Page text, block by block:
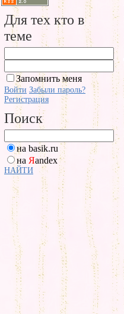
Для тех кто в
теме
Запомнить меня
Войти Забыли пароль?
Регистрация
Поиск
на basik.ru
на Яandex
НАЙТИ